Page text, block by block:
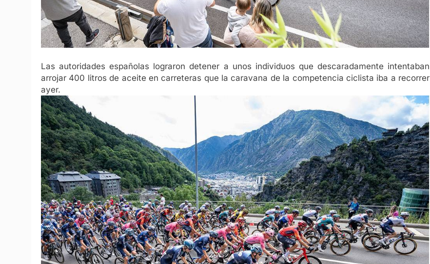
Las autoridades españolas lograron detener a unos individuos que descaradamente intentaban
arrojar 400 litros de aceite en carreteras que la caravana de la competencia ciclista iba a recorrer
ayer.